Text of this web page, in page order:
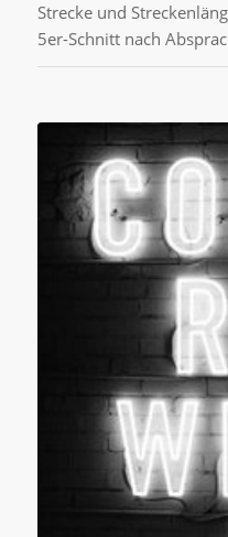
Strecke und
5er-Schnitt nach